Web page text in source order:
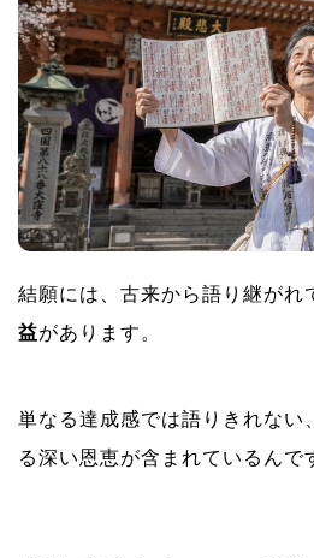
結願には、古来から語り継がれ
益があります。
単なる達成感では語りきれない
る深い恩恵が含まれているんで